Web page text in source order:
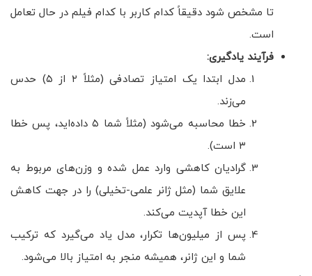
تا مشخص شود دقیقاً کدام کاربر با کدام فیلم در حال تعامل
است.
فرآیند یادگیری:
مدل ابتدا یک امتیاز تصادفی (مثلاً ۲ از ۵) حدس
می‌زند.
خطا محاسبه می‌شود (مثلاً شما ۵ داده‌اید، پس خطا
۳ است).
گرادیان کاهشی وارد عمل شده و وزن‌های مربوط به
علایق شما (مثل ژانر علمی-تخیلی) را در جهت کاهش
این خطا آپدیت می‌کند.
پس از میلیون‌ها تکرار، مدل یاد می‌گیرد که ترکیب
شما و این ژانر، همیشه منجر به امتیاز بالا می‌شود.